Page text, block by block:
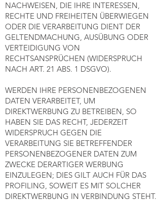
NACHWEISEN, DIE IHRE INTERESSEN,
RECHTE UND FREIHEITEN ÜBERWIEGEN
ODER DIE VERARBEITUNG DIENT DER
GELTENDMACHUNG, AUSÜBUNG ODER
VERTEIDIGUNG VON
RECHTSANSPRÜCHEN (WIDERSPRUCH
NACH ART. 21 ABS. 1 DSGVO).
WERDEN IHRE PERSONENBEZOGENEN
DATEN VERARBEITET, UM
DIREKTWERBUNG ZU BETREIBEN, SO
HABEN SIE DAS RECHT, JEDERZEIT
WIDERSPRUCH GEGEN DIE
VERARBEITUNG SIE BETREFFENDER
PERSONENBEZOGENER DATEN ZUM
ZWECKE DERARTIGER WERBUNG
EINZULEGEN; DIES GILT AUCH FÜR DAS
PROFILING, SOWEIT ES MIT SOLCHER
DIREKTWERBUNG IN VERBINDUNG STEHT.